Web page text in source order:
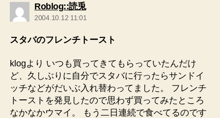
Roblog::読兎の
2004.10.12 11:01
スタバのフレンチトースト
klogより いつも買ってきてもらっていたんだけ
ど、久しぶりに自分でスタバに行ったらサンドイ
ッチなどがだいぶ入れ替わってました。 フレンチ
トーストを発見したので思わず買ってみたところ
なかなかウマイ。 もう二日連続で食べてるのです